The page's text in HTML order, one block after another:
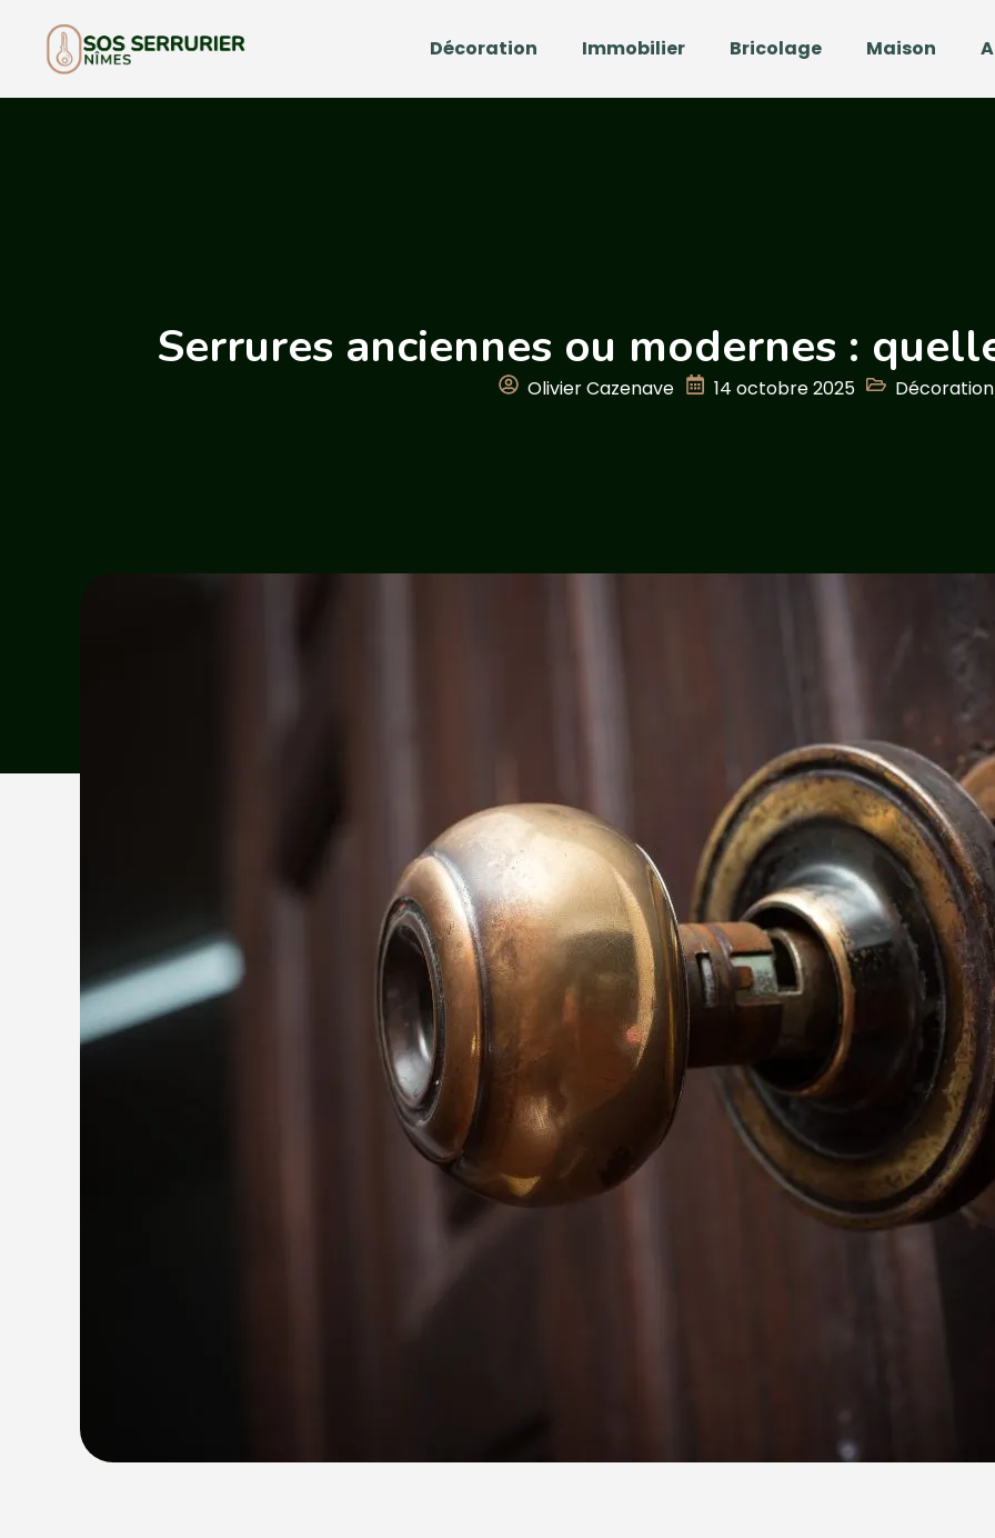
Décoration Immobilier Bricolage Maison
Serrures anciennes ou modernes :
Olivier Cazenave 14 octobre 2025 Décoration